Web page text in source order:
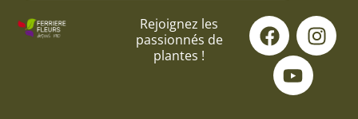
Rejoignez les
passionnés de
plantes !
F
a
c
e
I
n
s
Y
o
u
t
u